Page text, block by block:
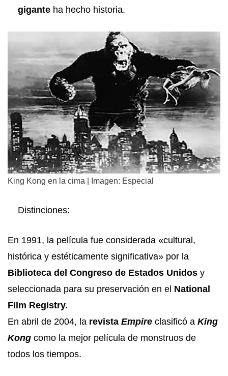
gigante ha hecho historia.
King Kong en la cima | Imagen: Especial
Distinciones:
En 1991, la película fue considerada «cultural,
histórica y estéticamente significativa» por la
Biblioteca del Congreso de Estados Unidos y
seleccionada para su preservación en el National
Film Registry.
En abril de 2004, la revista Empire clasificó a King
Kong como la mejor película de monstruos de
todos los tiempos.